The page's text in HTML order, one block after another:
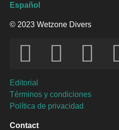
Español
© 2023 Wetzone Divers
Editorial
Términos y condiciones
Política de privacidad
Contact